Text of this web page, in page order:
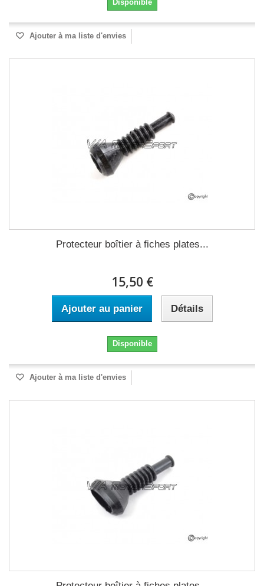
Disponible
Ajouter à ma liste d'envies
Protecteur boîtier à fiches plates...
15,50 €
Ajouter au panier Détails
Disponible
Ajouter à ma liste d'envies